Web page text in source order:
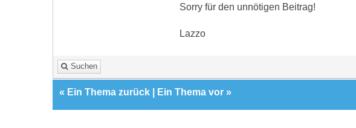
Sorry für den unnötigen Beitrag!
Lazzo
Suchen
« Ein Thema zurück Ein Thema vor »